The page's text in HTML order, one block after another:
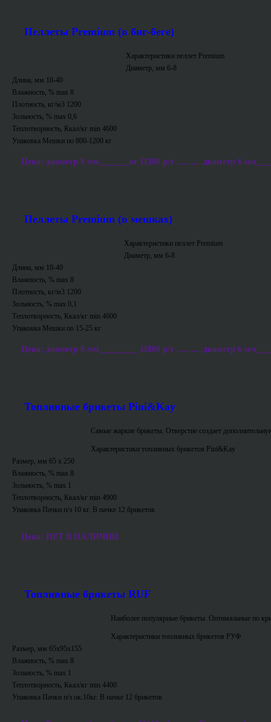
Пеллеты Premium (в биг-беге)
Характеристики пеллет Premium
Диаметр, мм 6-8
Длина, мм 10-40
Влажность, % max 8
Плотность, кг/м3 1200
Зольность, % max 0,6
Теплотворность, Ккал/кг min 4600
Упаковка Мешки по 800-1200 кг
Цена: диаметр 8 мм_______от 11300 р/т ...........диаметр 6
Пеллеты Premium (в мешках)
Характеристики пеллет Premium
Диаметр, мм 6-8
Длина, мм 10-40
Влажность, % max 8
Плотность, кг/м3 1200
Зольность, % max 0,1
Теплотворность, Ккал/кг min 4600
Упаковка Мешки по 15-25 кг
Цена: диаметр 8 мм_________ 11800 р/т ...........диаметр 6
Топливные брикеты Pini&Kay
Самые жаркие брикеты. Отверстие создает
Характеристики топливных брикетов Pini&Kay
Размер, мм 65 х 250
Влажность, % max 8
Зольность, % max 1
Теплотворность, Ккал/кг min 4900
Упаковка Пачки п/э 10 кг. В пачке 12 брикетов
Цена: НЕТ В НАЛИЧИИ
Топливные брикеты RUF
Наиболее популярные брикеты. Оптимальные по
Характеристики топливных брикетов РУФ
Размер, мм 65х95х155
Влажность, % max 8
Зольность, % max 1
Теплотворность, Ккал/кг min 4400
Упаковка Пачки п/э ок.10кг. В пачке 12 брикетов